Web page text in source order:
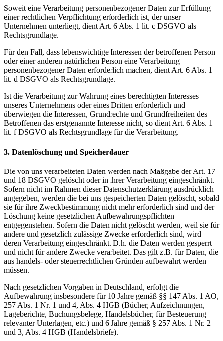
Soweit eine Verarbeitung personenbezogener Daten zur Erfüllung
einer rechtlichen Verpflichtung erforderlich ist, der unser
Unternehmen unterliegt, dient Art. 6 Abs. 1 lit. c DSGVO als
Rechtsgrundlage.
Für den Fall, dass lebenswichtige Interessen der betroffenen Person
oder einer anderen natürlichen Person eine Verarbeitung
personenbezogener Daten erforderlich machen, dient Art. 6 Abs. 1
lit. d DSGVO als Rechtsgrundlage.
Ist die Verarbeitung zur Wahrung eines berechtigten Interesses
unseres Unternehmens oder eines Dritten erforderlich und
überwiegen die Interessen, Grundrechte und Grundfreiheiten des
Betroffenen das erstgenannte Interesse nicht, so dient Art. 6 Abs. 1
lit. f DSGVO als Rechtsgrundlage für die Verarbeitung.
3. Datenlöschung und Speicherdauer
Die von uns verarbeiteten Daten werden nach Maßgabe der Art. 17
und 18 DSGVO gelöscht oder in ihrer Verarbeitung eingeschränkt.
Sofern nicht im Rahmen dieser Datenschutzerklärung ausdrücklich
angegeben, werden die bei uns gespeicherten Daten gelöscht, sobald
sie für ihre Zweckbestimmung nicht mehr erforderlich sind und der
Löschung keine gesetzlichen Aufbewahrungspflichten
entgegenstehen. Sofern die Daten nicht gelöscht werden, weil sie für
andere und gesetzlich zulässige Zwecke erforderlich sind, wird
deren Verarbeitung eingeschränkt. D.h. die Daten werden gesperrt
und nicht für andere Zwecke verarbeitet. Das gilt z.B. für Daten, die
aus handels- oder steuerrechtlichen Gründen aufbewahrt werden
müssen.
Nach gesetzlichen Vorgaben in Deutschland, erfolgt die
Aufbewahrung insbesondere für 10 Jahre gemäß §§ 147 Abs. 1 AO,
257 Abs. 1 Nr. 1 und 4, Abs. 4 HGB (Bücher, Aufzeichnungen,
Lageberichte, Buchungsbelege, Handelsbücher, für Besteuerung
relevanter Unterlagen, etc.) und 6 Jahre gemäß § 257 Abs. 1 Nr. 2
und 3, Abs. 4 HGB (Handelsbriefe).